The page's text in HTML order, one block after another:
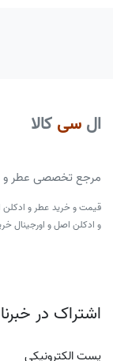
ال سی کالا
مرجع تخصصی عطر و
قیمت و خرید عطر و ادکلن
و ادکلن اصل و اورجینال
اشتراک در
پست الکترونیکی